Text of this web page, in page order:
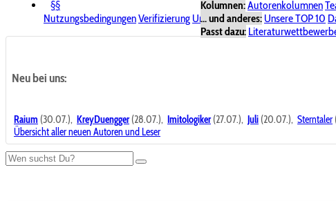
Kolumnen:Autorenkolumnen
... und anderes: Unsere TOP 10
Passt dazu:
§§
NutzungsbedingungenVerifizierung UrheberrechtAvatare & Bilder
Neu bei uns:
Raium (30.07.), KreyDuengger(28.07.), Imitologiker(27.07.), Juli (20.07.), Sterntaler
Übersicht aller neuen Autoren und Leser